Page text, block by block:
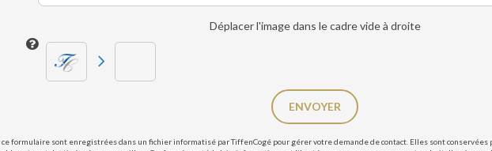
Déplacer l'image dans le cadre vide à droite
ENVOYER
formulaire sont enregistrées dans un fichier informatisé par TiffenCogé pour gérer votre demande de contact. Elles sont